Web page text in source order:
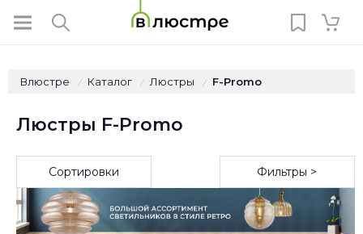
Влюстре / Каталог / Люстры / F-Promo
Люстры F-Promo
Сортировки Фильтры >